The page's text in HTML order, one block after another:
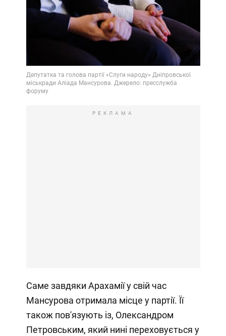
РЕКЛАМА
Саме завдяки Арахамії у свій час
Мансурова отримала місце у партії. Її
також пов'язують із, Олександром
Петровським, який нині переховується у